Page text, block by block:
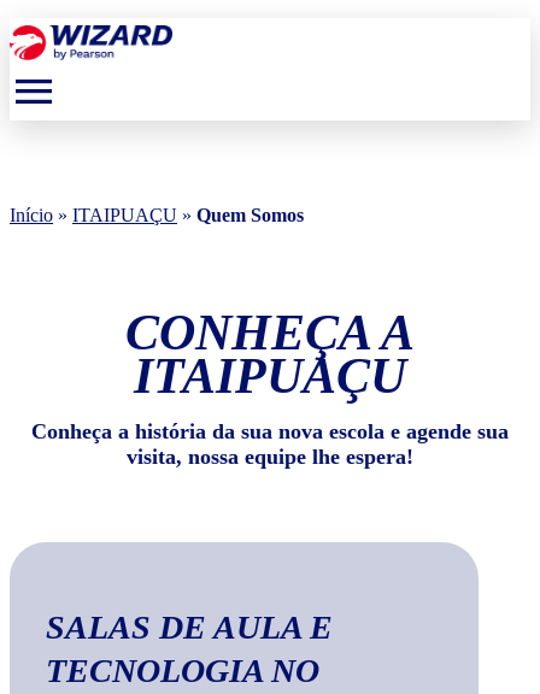
menu
Início » ITAIPUAÇU » Quem Somos
CONHEÇA A
ITAIPUAÇU
Conheça a história da sua nova escola e agende sua
visita, nossa equipe lhe espera!
SALAS DE AULA E
TECNOLOGIANO